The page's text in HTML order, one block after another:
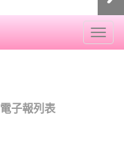
電子報列表